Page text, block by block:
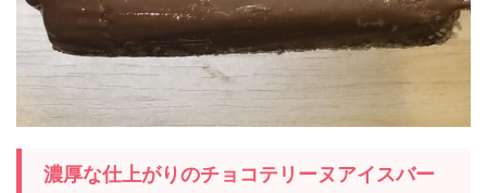
濃厚な仕上がりのチョコテリーヌアイスバー